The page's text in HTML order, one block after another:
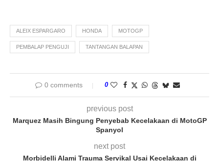
ALEIX ESPARGARO HONDA MOTOGP
PEMBALAP PENGUJI TANTANGAN BALAPAN
0 comments 0
previous post
Marquez Masih Bingung Penyebab Kecelakaan di MotoGP
Spanyol
next post
Morbidelli Alami Trauma Servikal Usai Kecelakaan di